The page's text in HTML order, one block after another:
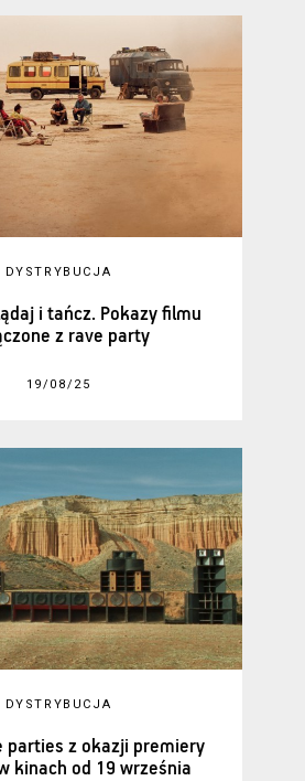
DYSTRYBUCJA
i tańcz. Pokazy filmu
z rave party
19/08/25
DYSTRYBUCJA
parties z okazji premiery
kinach od 19 września